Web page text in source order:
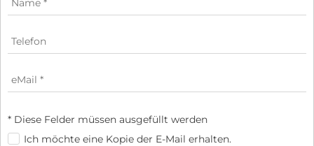
* Diese Felder müssen ausgefüllt werden
Ich möchte eine Kopie der E-Mail erhalten.